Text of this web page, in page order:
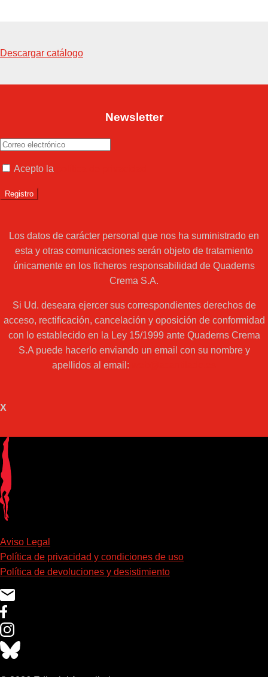
Descargar catálogo
Newsletter
Acepto la
Los datos de carácter personal que nos ha suministrado en
esta y otras comunicaciones serán objeto de tratamiento
únicamente en los ficheros responsabilidad de Quaderns
Crema S.A.
Si Ud. deseara ejercer sus correspondientes derechos de
acceso, rectificación, cancelación y oposición de conformidad
con lo establecido en la Ley 15/1999 ante Quaderns Crema
S.A puede hacerlo enviando un email con su nombre y
apellidos al email:
X
Aviso Legal
Política de privacidad y condiciones de uso
Política de devoluciones y desistimiento